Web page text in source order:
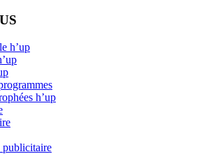
h’up
h’up
publicitaire